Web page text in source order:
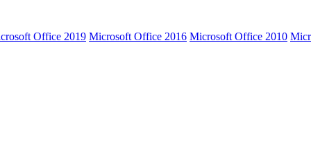
Office 2019 Microsoft Office 2016 Microsoft Office 2010